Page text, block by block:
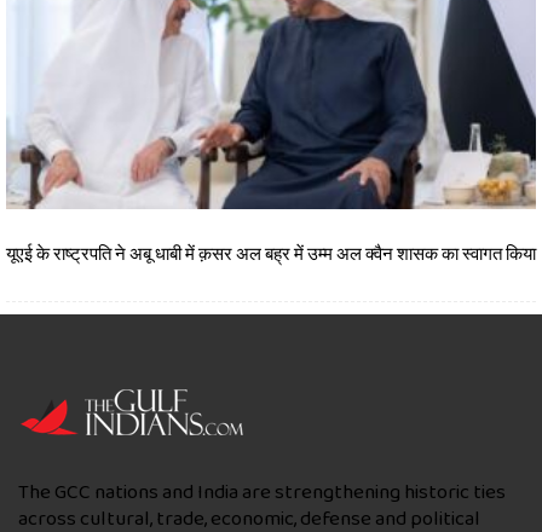
यूएई के राष्ट्रपति ने अबू धाबी में क़सर अल बह्र में उम्म अल क्वैन शासक का स्वागत किया
The GCC nations and India are strengthening historic ties
across cultural, trade, economic, defense and political